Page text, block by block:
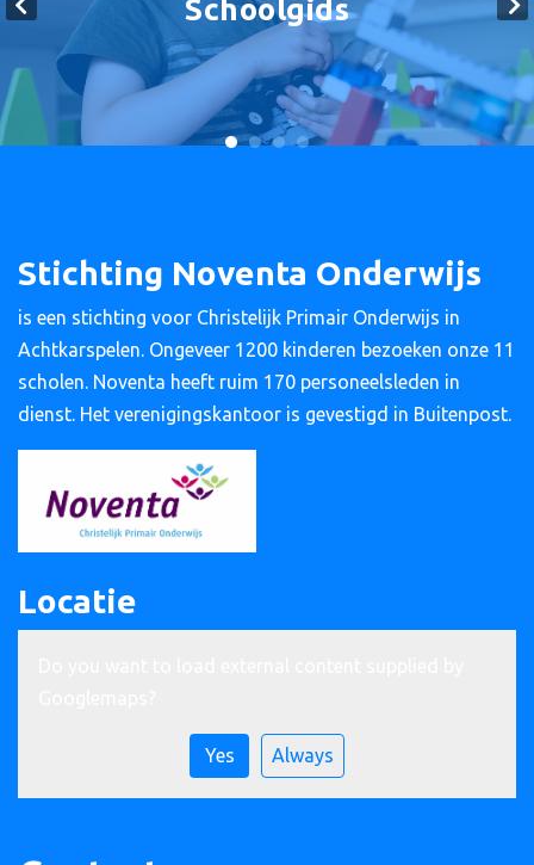
Schoolgids
Stichting Noventa Onderwijs
is een stichting voor Christelijk Primair Onderwijs in
Achtkarspelen. Ongeveer 1200 kinderen bezoeken onze 11
scholen. Noventa heeft ruim 170 personeelsleden in
dienst. Het verenigingskantoor is gevestigd in Buitenpost.
Locatie
Yes Always